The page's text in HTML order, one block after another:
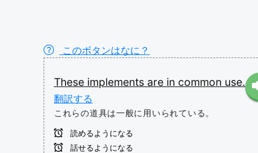
このボタンはなに？
These implements are in common use.
翻訳する
これらの道具は一般に用いられている。
読めるようになる
話せるようになる